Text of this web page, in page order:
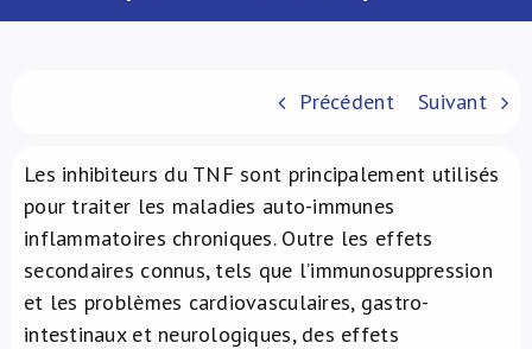
À propos de nous
NL
Précédent Suivant
Les inhibiteurs du TNF sont principalement utilisés
pour traiter les maladies auto-immunes
inflammatoires chroniques. Outre les effets
secondaires connus, tels que l’immunosuppression
et les problèmes cardiovasculaires, gastro-
intestinaux et neurologiques, des effets